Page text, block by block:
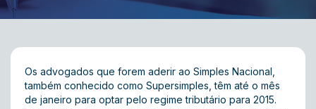
Os advogados que forem aderir ao Simples Nacional,
também conhecido como Supersimples, têm até o mês
de janeiro para optar pelo regime tributário para 2015.